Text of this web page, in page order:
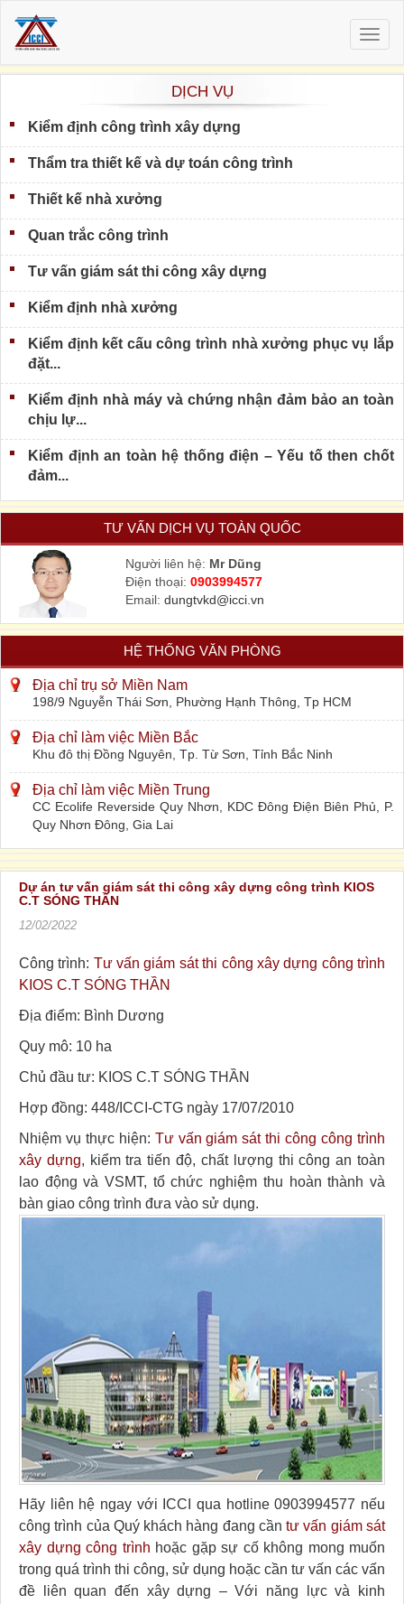
DỊCH VỤ
Kiểm định công trình xây dựng
Thẩm tra thiết kế và dự toán công trình
Thiết kế nhà xưởng
Quan trắc công trình
Tư vấn giám sát thi công xây dựng
Kiểm định nhà xưởng
Kiểm định kết cấu công trình nhà xưởng phục vụ lắp
đặt...
Kiểm định nhà máy và chứng nhận đảm bảo an toàn
chịu lự...
Kiểm định an toàn hệ thống điện – Yếu tố then chốt
đảm...
TƯ VẤN DỊCH VỤ TOÀN QUỐC
Người liên hệ: Mr Dũng
Điện thoại: 0903994577
Email: dungtvkd@icci.vn
HỆ THỐNG VĂN PHÒNG
Địa chỉ trụ sở Miền Nam
198/9 Nguyễn Thái Sơn, Phường Hạnh Thông, Tp HCM
Địa chỉ làm việc Miền Bắc
Khu đô thị Đồng Nguyên, Tp. Từ Sơn, Tỉnh Bắc Ninh
Địa chỉ làm việc Miền Trung
CC Ecolife Reverside Quy Nhơn, KDC Đông Điện Biên Phủ, P.
Quy Nhơn Đông, Gia Lai
Dự án tư vấn giám sát thi công xây dựng công trình KIOS
C.T SÓNG THẦN
12/02/2022
Công trình: Tư vấn giám sát thi công xây dựng công trình
KIOS C.T SÓNG THẦN
Địa điểm: Bình Dương
Quy mô: 10 ha
Chủ đầu tư: KIOS C.T SÓNG THẦN
Hợp đồng: 448/ICCI-CTG ngày 17/07/2010
Nhiệm vụ thực hiện: Tư vấn giám sát thi công công trình
xây dựng, kiểm tra tiến độ, chất lượng thi công an toàn
lao động và VSMT, tổ chức nghiệm thu hoàn thành và
bàn giao công trình đưa vào sử dụng.
Hãy liên hệ ngay với ICCI qua hotline 0903994577 nếu
công trình của Quý khách hàng đang cầntư vấn giám sát
xây dựng công trình hoặc gặp sự cố không mong muốn
trong quá trình thi công, sử dụng hoặc cần tư vấn các vấn
đề liên quan đến xây dựng – Với năng lực và kinh